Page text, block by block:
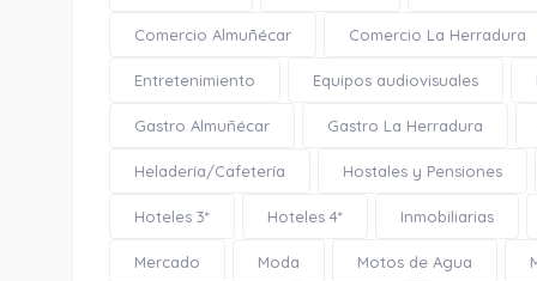
Comercio Almuñécar Comercio La Herradura
Entretenimiento Equipos audiovisuales
Gastro Almuñécar Gastro La Herradura
Heladería/Cafetería Hostales y Pensiones
Hoteles 3* Hoteles 4* Inmobiliarias
Mercado Moda Motos de Agua